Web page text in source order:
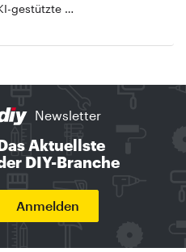
gestützte …
Newsletter
Aktuellste
DIY-Branche
Anmelden